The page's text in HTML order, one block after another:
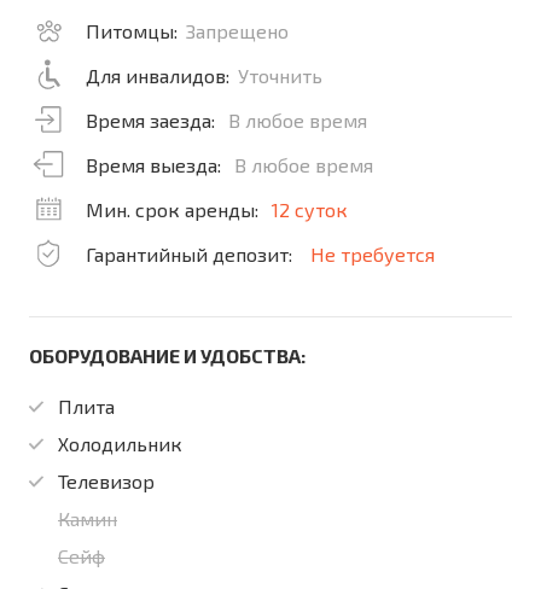
Питомцы: Запрещено
Для инвалидов: Уточнить
Время заезда:
В любое время
Время выезда:
В любое время
Мин. срок аренды:
12 суток
Гарантийный депозит:
Не требуется
ОБОРУДОВАНИЕ И УДОБСТВА:
Плита
Холодильник
Телевизор
Камин
Сейф